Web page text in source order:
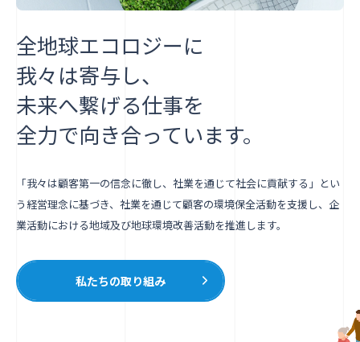
全地球エコロジーに
我々は寄与し、
未来へ繋げる仕事を
全力で向き合っています。
「我々は顧客第一の信念に徹し、社業を通じて社会に貢献する」とい
う経営理念に基づき、社業を通じて顧客の環境保全活動を支援し、企
業活動における地域及び地球環境改善活動を推進します。
私たちの取り組み